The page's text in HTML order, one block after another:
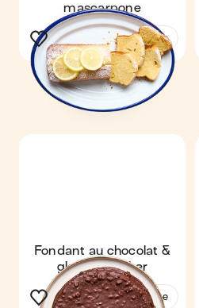
mascarpone
Voir la recette
Fondant au chocolat &
glaçage rocher
Voir la recette